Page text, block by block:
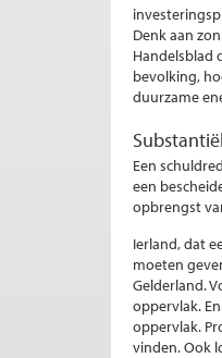
Denk aan
Handelsblad
bevolking,
duurzame
Een
een
opbrengst
Ierland, dat
moeten
Gelderland.
oppervlak.
oppervlak.
vinden. Ook